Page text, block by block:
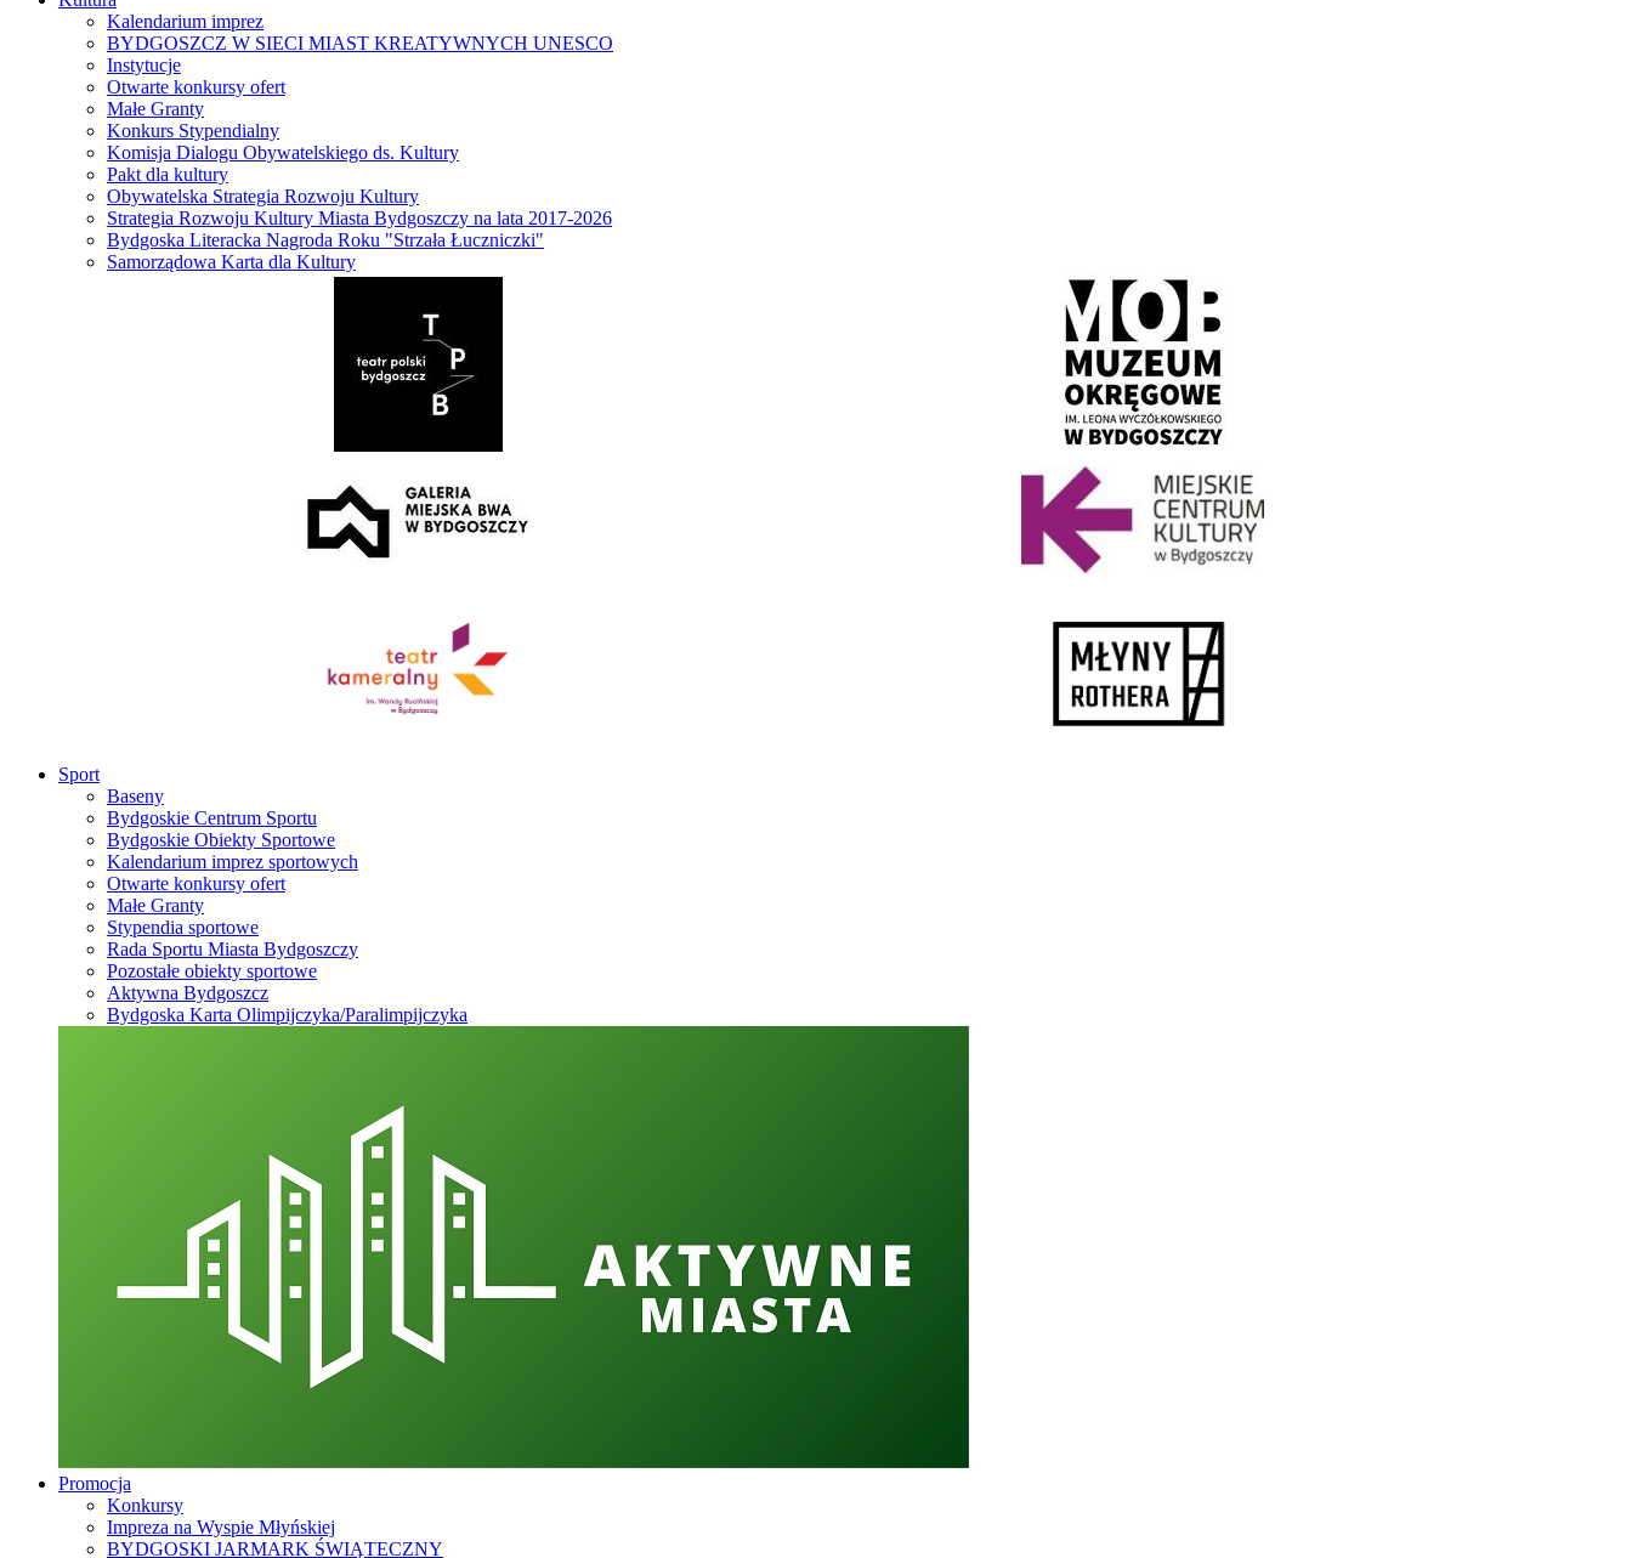
Kalendarium imprez
BYDGOSZCZ W SIECI MIAST KREATYWNYCH UNESCO
Instytucje
Otwarte konkursy ofert
Małe Granty
Konkurs Stypendialny
Komisja Dialogu Obywatelskiego ds. Kultury
Pakt dla kultury
Obywatelska Strategia Rozwoju Kultury
Strategia Rozwoju Kultury Miasta Bydgoszczy na lata 2017-2026
Bydgoska Literacka Nagroda Roku "Strzała Łuczniczki"
Samorządowa Karta dla Kultury
Sport
Baseny
Bydgoskie Centrum Sportu
Bydgoskie Obiekty Sportowe
Kalendarium imprez sportowych
Otwarte konkursy ofert
Małe Granty
Stypendia sportowe
Rada Sportu Miasta Bydgoszczy
Pozostałe obiekty sportowe
Aktywna Bydgoszcz
Bydgoska Karta Olimpijczyka/Paralimpijczyka
Promocja
Konkursy
Impreza na Wyspie Młyńskiej
BYDGOSKI JARMARK ŚWIĄTECZNY